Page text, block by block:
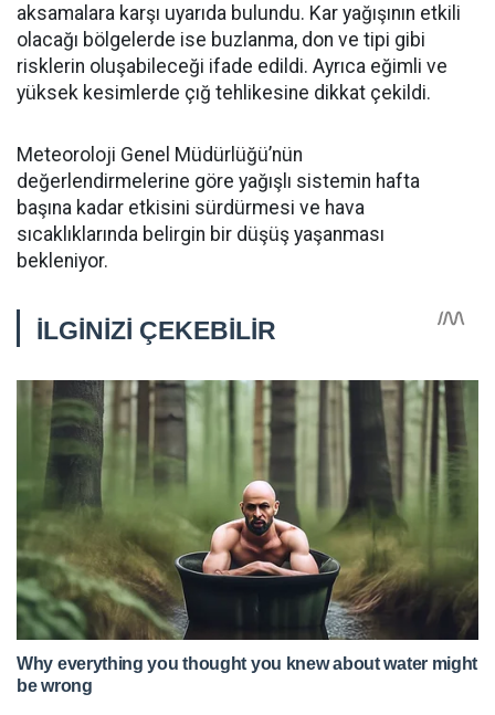
aksamalara karşı uyarıda bulundu. Kar yağışının etkili
olacağı bölgelerde ise buzlanma, don ve tipi gibi
risklerin oluşabileceği ifade edildi. Ayrıca eğimli ve
yüksek kesimlerde çığ tehlikesine dikkat çekildi.
Meteoroloji Genel Müdürlüğü’nün
değerlendirmelerine göre yağışlı sistemin hafta
başına kadar etkisini sürdürmesi ve hava
sıcaklıklarında belirgin bir düşüş yaşanması
bekleniyor.